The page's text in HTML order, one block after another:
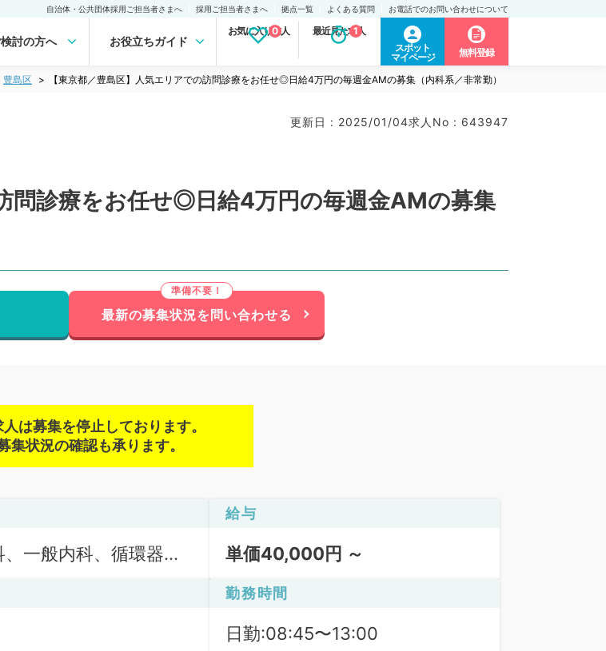
自治体・公共団体採用ご担当者さまへ 採用ご担当者さまへ 拠点一覧 よくある質問 お電話でのお問い合わせについて
討の方へ お役立ちガイド
お気に入り求人
0 最近見た求人
1
スポット
マイページ
無料登録
豊島区 【東京都／豊島区】人気エリアでの訪問診療をお任せ◎日給4万円の毎週金AMの募集（内科系／非常勤）
更新日 : 2025/01/04求人No : 643947
問診療をお任せ◎日給4万円の毎週金AMの募集
最新の募集状況を問い合わせる
は募集を停止しております。
集状況の確認も承ります。
一般内科、循環器内
謝内科、腎臓内科、
血液内科、膠原病科
給与
単価40,000円 ～
勤務時間
日勤:08:45〜13:00